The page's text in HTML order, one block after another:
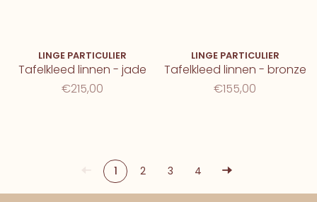
LINGE PARTICULIER
Tafelkleed linnen - jade
€215,00
LINGE PARTICULIER
Tafelkleed linnen - bronze
€155,00
1 2 3 4